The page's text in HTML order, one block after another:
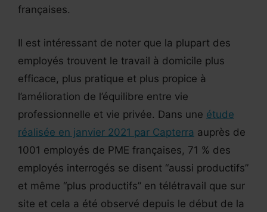
françaises.
Il est intéressant de noter que la plupart des
employés trouvent le travail à domicile plus
efficace, plus pratique et plus propice à
l’amélioration de l’équilibre entre vie
professionnelle et vie privée. Dans une étude
réalisée en janvier 2021 par Capterra auprès de
1001 employés de PME françaises, 71 % des
employés interrogés se disent “aussi productifs”
et même “plus productifs” en télétravail que sur
site et cela a été observé depuis le début de la